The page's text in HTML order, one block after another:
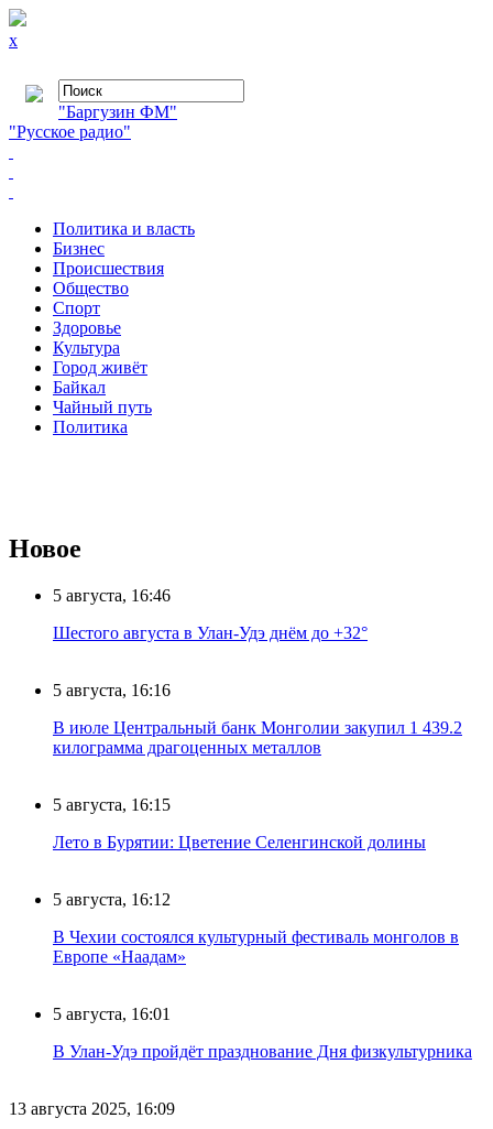
x
"Баргузин ФМ"
"Русское радио"
Политика и власть
Бизнес
Происшествия
Общество
Cпорт
Здоровье
Культура
Город живёт
Байкал
Чайный путь
Политика
Новое
5 августа, 16:46
Шестого августа в Улан-Удэ днём до +32°
5 августа, 16:16
В июле Центральный банк Монголии закупил 1 439.2
килограмма драгоценных металлов
5 августа, 16:15
Лето в Бурятии: Цветение Селенгинской долины
5 августа, 16:12
В Чехии состоялся культурный фестиваль монголов в
Европе «Наадам»
5 августа, 16:01
В Улан-Удэ пройдёт празднование Дня физкультурника
13 августа 2025, 16:09